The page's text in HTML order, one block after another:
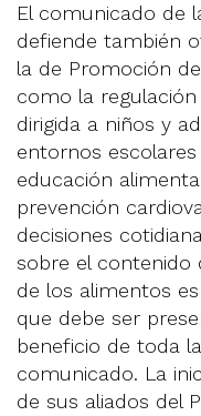
El comunicado de
defiende también
la de Promoción
como la
dirigida a niños y
entornos
educación
prevención
decisiones
sobre el contenido
de los alimentos
que debe ser
beneficio de toda
comunicado. La
de sus aliados del